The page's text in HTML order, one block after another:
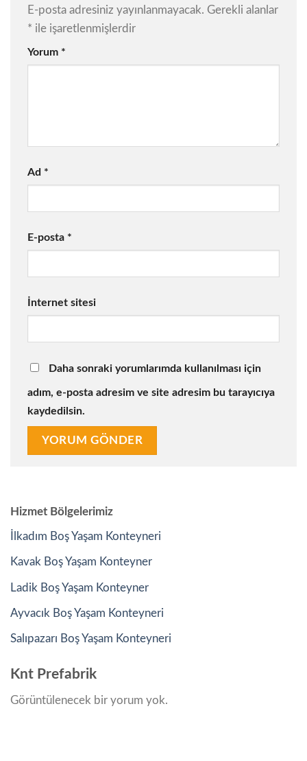
E-posta adresiniz yayınlanmayacak. Gerekli alanlar
* ile işaretlenmişlerdir
Yorum *
Ad *
E-posta *
İnternet sitesi
Daha sonraki yorumlarımda kullanılması için
adım, e-posta adresim ve site adresim bu tarayıcıya
kaydedilsin.
Hizmet Bölgelerimiz
İlkadım Boş Yaşam Konteyneri
Kavak Boş Yaşam Konteyner
Ladik Boş Yaşam Konteyner
Ayvacık Boş Yaşam Konteyneri
Salıpazarı Boş Yaşam Konteyneri
Knt Prefabrik
Görüntülenecek bir yorum yok.